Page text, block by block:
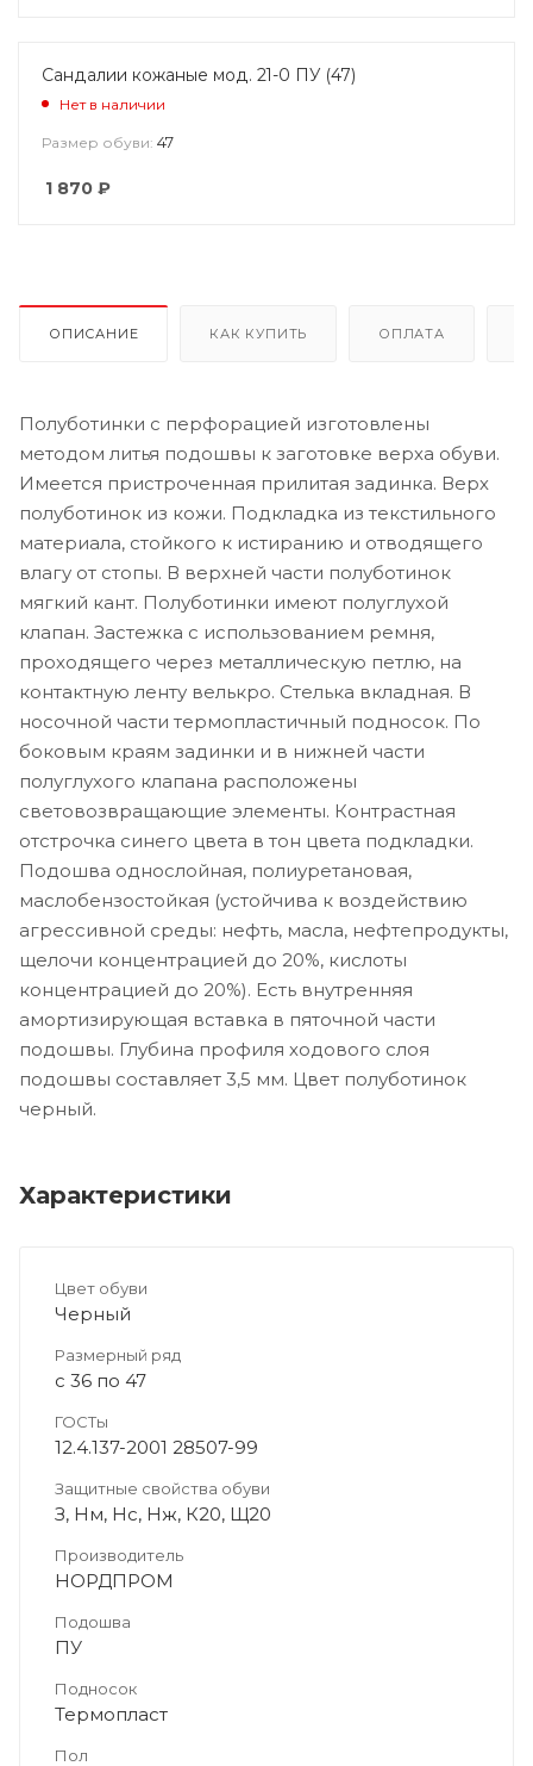
Сандалии кожаные мод. 21-0 ПУ (47)
Нет в наличии
Размер обуви: 47
1 870 ₽
ОПИСАНИЕ КАК КУПИТЬ ОПЛАТА
Полуботинки с перфорацией изготовлены
методом литья подошвы к заготовке верха обуви.
Имеется пристроченная прилитая задинка. Верх
полуботинок из кожи. Подкладка из текстильного
материала, стойкого к истиранию и отводящего
влагу от стопы. В верхней части полуботинок
мягкий кант. Полуботинки имеют полуглухой
клапан. Застежка с использованием ремня,
проходящего через металлическую петлю, на
контактную ленту велькро. Стелька вкладная. В
носочной части термопластичный подносок. По
боковым краям задинки и в нижней части
полуглухого клапана расположены
световозвращающие элементы. Контрастная
отстрочка синего цвета в тон цвета подкладки.
Подошва однослойная, полиуретановая,
маслобензостойкая (устойчива к воздействию
агрессивной среды: нефть, масла, нефтепродукты,
щелочи концентрацией до 20%, кислоты
концентрацией до 20%). Есть внутренняя
амортизирующая вставка в пяточной части
подошвы. Глубина профиля ходового слоя
подошвы составляет 3,5 мм. Цвет полуботинок
черный.
Характеристики
Цвет обуви
Черный
Размерный ряд
с 36 по 47
ГОСТы
12.4.137-2001 28507-99
Защитные свойства обуви
З, Нм, Нс, Нж, К20, Щ20
Производитель
НОРДПРОМ
Подошва
ПУ
Подносок
Термопласт
Пол